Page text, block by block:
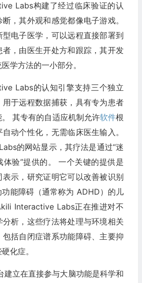
Labs构建了经过临床验证的认
，其外观和感觉都像电子游戏。
电子医学，可以远程直接部署到
，由医生开处方和跟踪，其开发
学方法的一小部分。
Labs的认知引擎支持三个独立
用于远程数据捕获，具有专为患者
其专有的自适应机制允许软件根
动个性化，无需临床医生输入。
的网站显示，其疗法是通过“迷
体验”提供的。 一个关键的提供是
示，研究证明它可以改善被识别
能障碍（通常称为 ADHD）的儿
Interactive Labs正在推进对不
分析，这些疗法将处理与环境相关
包括自闭症谱系功能障碍、主要抑
化症。
建立在直接参与大脑功能是科学和